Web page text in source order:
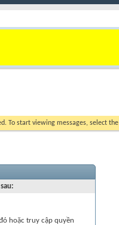
To start viewing messages, select
hoặc truy cập quyền